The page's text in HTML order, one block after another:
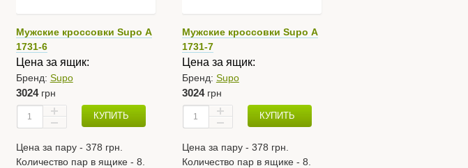
Мужские кроссовки Supo А
1731-6
Цена за ящик:
Бренд: Supo
3024 грн
КУПИТЬ
Цена за пару - 378 грн.
Количество пар в ящике - 8.
Мужские кроссовки Supo А
1731-7
Цена за ящик:
Бренд: Supo
3024 грн
КУПИТЬ
Цена за пару - 378 грн.
Количество пар в ящике - 8.